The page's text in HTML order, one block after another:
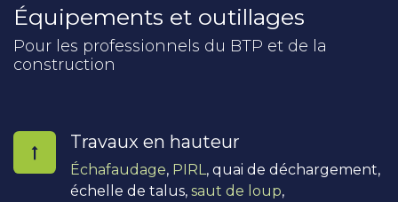
Équipements et outillages
Pour les professionnels du BTP et de la
construction
Travaux en hauteur
Échafaudage, PIRL, quai de déchargement,
échelle de talus, saut de loup,